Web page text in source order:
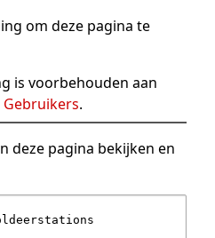
om deze pagina te
is voorbehouden aan
Gebruikers.
deze pagina bekijken en